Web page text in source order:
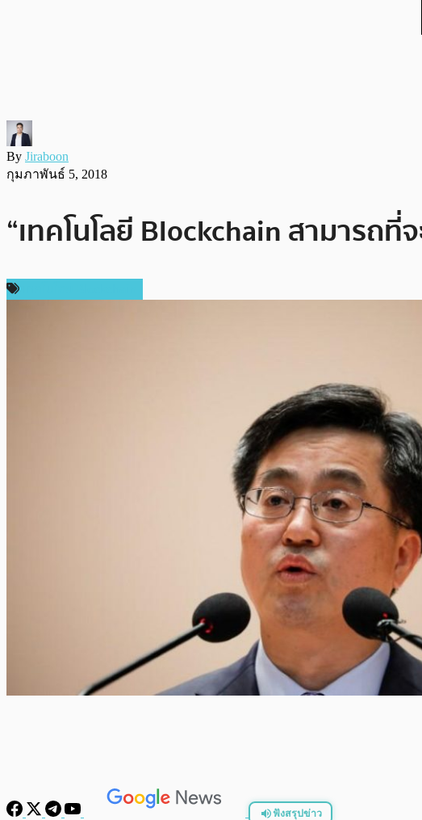
By Jiraboon
กุมภาพันธ์ 5, 2018
“เทคโนโลยี Blockchain สามารถที่
ฟังสรุปข่าว